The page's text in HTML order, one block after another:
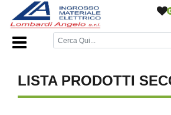
Home Page/DESANTIS////
LISTA PRODOTTI